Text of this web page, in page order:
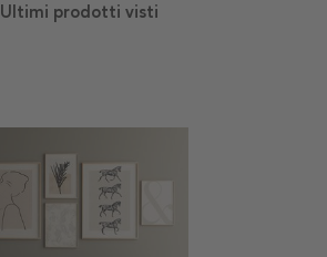
Ultimi prodotti visti